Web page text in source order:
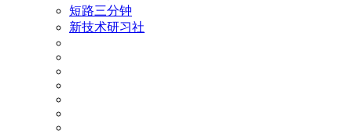
短路三分钟
新技术研习社